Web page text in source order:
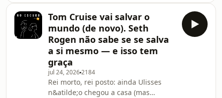
objecto de interesse de realizadores
portugueses. Mas os anos 80 do
s&eacute;culo XX portugu&ecirc;s nun
entre a URSS
de&nbsp;Nikita&nbsp;Khrushchev&nbsp;e
a Cuba de Fidel Castro. Virtuoso
obsessivo,&nbsp;ficou a matutar nos
imposs&iacute;veis movimentos de
c&acirc;mara que o georgiano
Mikhail&nbsp;Kalatozov&nbsp;(1903-
1973) concretizara em Havana em
Tom Cruise vai salvar o
mundo (de novo). Seth
Rogen não sabe se se salva
a si mesmo — e isso tem
graça
jul 24, 20262184
Rei morto, rei posto: ainda Ulisses
n&atilde;o chegou a casa (mas